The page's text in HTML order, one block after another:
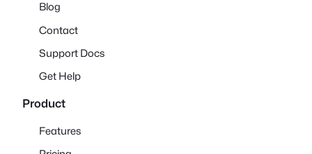
Blog
Contact
Support Docs
Get Help
Product
Features